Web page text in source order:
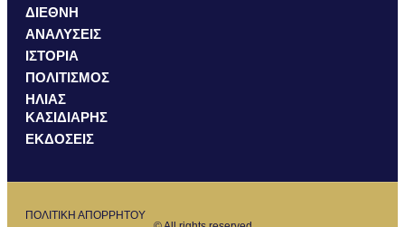
ΔΙΕΘΝΗ
ΑΝΑΛΥΣΕΙΣ
ΙΣΤΟΡΙΑ
ΠΟΛΙΤΙΣΜΟΣ
ΗΛΙΑΣ
ΚΑΣΙΔΙΑΡΗΣ
ΕΚΔΟΣΕΙΣ
ΠΟΛΙΤΙΚΗ ΑΠΟΡΡΗΤΟΥ